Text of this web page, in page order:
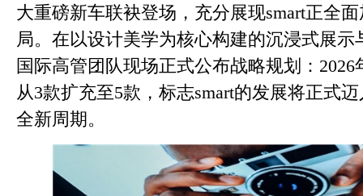
大重磅新车联袂登场，充分展现smart正全
局。在以设计美学为核心构建的沉浸式展示
国际高管团队现场正式公布战略规划：
从3款扩充至5款，标志smart的发展将正式
全新周期。